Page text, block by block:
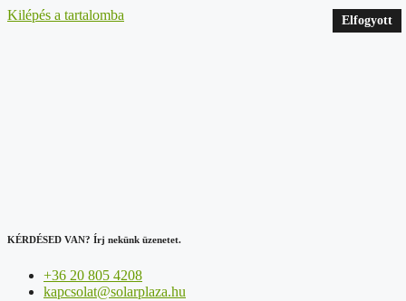
Kilépés a tartalomba
KÉRDÉSED VAN? Írj nekünk üzenetet.
+36 20 805 4208
kapcsolat@solarplaza.hu
Elfogyott